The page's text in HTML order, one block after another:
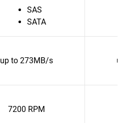
SAS
SATA
up to 273MB/s
7200 RPM